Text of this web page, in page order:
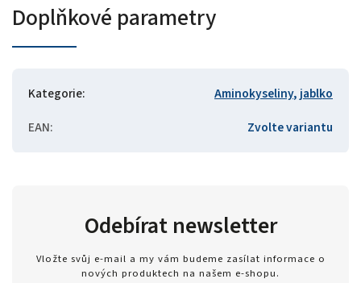
Doplňkové parametry
Kategorie: Aminokyseliny, jablko
EAN: Zvolte variantu
Odebírat newsletter
Vložte svůj e-mail a my vám budeme zasílat informace o
nových produktech na našem e-shopu.